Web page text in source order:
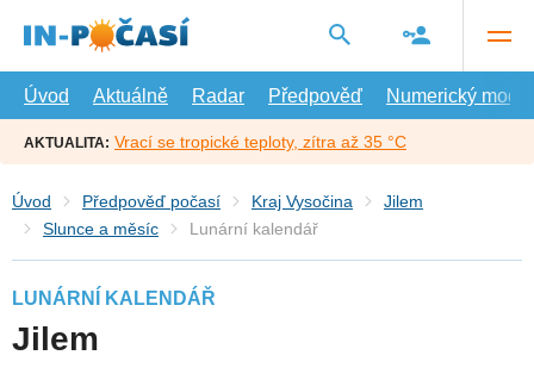
hlavní
Úvod
Aktuálně Radar Předpověď Numerický model
AKTUALITA: Vrací se tropické teploty, zítra až 35 °C
Úvod Předpověď počasí Kraj Vysočina
Jilem
Slunce a měsíc
Lunární kalendář
LUNÁRNÍ KALENDÁŘ
Jilem